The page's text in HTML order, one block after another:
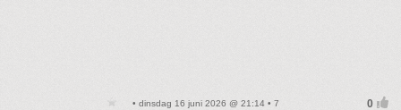
• dinsdag 16 juni 2026 @ 21:14 • 7